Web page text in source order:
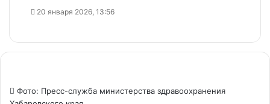
20 января 2026, 13:56
Фото: Пресс-служба министерства здравоохранения